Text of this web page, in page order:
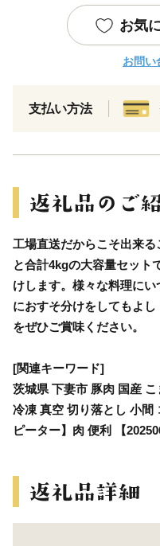
お気
お問い
支払い方法
工場直送だからこそ出来
と合計4kgの大容量セット
けします。様々な料理に
におすそ分けをしてもよ
をぜひご賞味ください。
[関連キーワード]
茨城県 下妻市 豚肉 国産
冷凍 真空 切り落とし 小間
ピーター】肉 便利 【